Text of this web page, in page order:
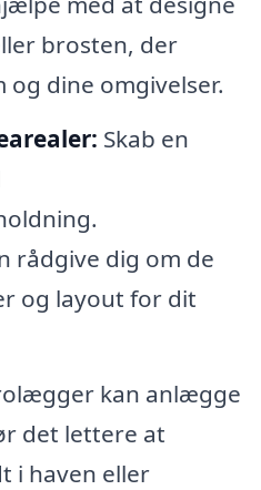
brosten, der
dine omgivelser.
Skab en
rådgive dig om de
og layout for dit
kan anlægge
det lettere at
i haven eller